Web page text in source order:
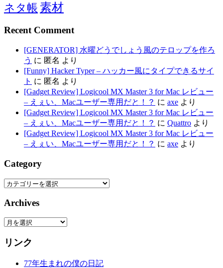
ネタ帳 素材
Recent Comment
[GENERATOR] 水曜どうでしょう風のテロップを作ろ
う に 匿名 より
[Funny] Hacker Typer – ハッカー風にタイプできるサイ
ト に 匿名 より
[Gadget Review] Logicool MX Master 3 for Mac レビュー
– えぇい、Macユーザー専用だと！？ に axe より
[Gadget Review] Logicool MX Master 3 for Mac レビュー
– えぇい、Macユーザー専用だと！？ に Quattro より
[Gadget Review] Logicool MX Master 3 for Mac レビュー
– えぇい、Macユーザー専用だと！？ に axe より
Category
Category
Archives
Archives
リンク
77年生まれの僕の日記